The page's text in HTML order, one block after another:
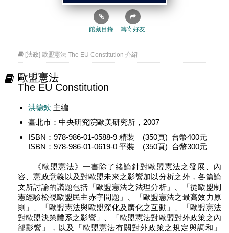
館藏目錄 轉寄好友
[法政] 歐盟憲法 The EU Constitution 介紹
歐盟憲法
The EU Constitution
洪德欽 主編
臺北市：中央研究院歐美研究所，2007
ISBN：978-986-01-0588-9 精裝 (350頁) 台幣400元
ISBN：978-986-01-0619-0 平裝 (350頁) 台幣300元
《歐盟憲法》一書除了緒論針對歐盟憲法之發展、內
容、憲政意義以及對歐盟未來之影響加以分析之外，各篇論
文所討論的議題包括「歐盟憲法之法理分析」、「從歐盟制
憲經驗檢視歐盟民主赤字問題」、「歐盟憲法之最高效力原
則」、「歐盟憲法與歐盟深化及廣化之互動」、「歐盟憲法
對歐盟決策體系之影響」、「歐盟憲法對歐盟對外政策之內
部影響」，以及「歐盟憲法有關對外政策之規定與調和」